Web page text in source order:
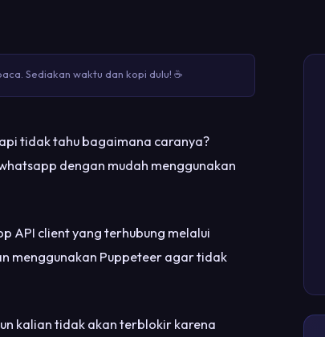
Sediakan waktu dan kopi dulu! ☕
tidak tahu bagaimana caranya?
dengan mudah menggunakan
API client yang terhubung melalui
menggunakan Puppeteer agar tidak
kalian tidak akan terblokir karena